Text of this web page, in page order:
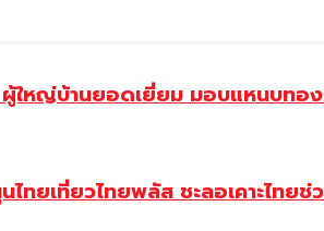
หญ่บ้านยอดเยี่ยม มอบแหนบทอง
ยเที่ยวไทยพลัส ชะลอเคาะไทยช่